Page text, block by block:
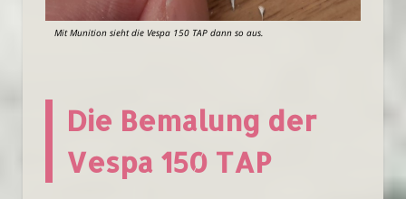
Mit Munition sieht die Vespa 150 TAP dann so aus.
Die Bemalung der
Vespa 150 TAP